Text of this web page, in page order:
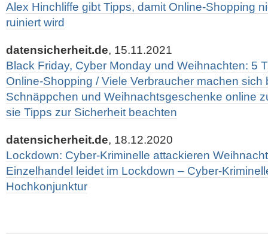
Alex Hinchliffe gibt Tipps, damit Online-Shopping
ruiniert wird
datensicherheit.de, 15.11.2021
Black Friday, Cyber Monday und Weihnachten: 5
Online-Shopping / Viele Verbraucher machen sich
Schnäppchen und Weihnachtsgeschenke online
sie Tipps zur Sicherheit beachten
datensicherheit.de, 18.12.2020
Lockdown: Cyber-Kriminelle attackieren
Einzelhandel leidet im Lockdown – Cyber-
Hochkonjunktur